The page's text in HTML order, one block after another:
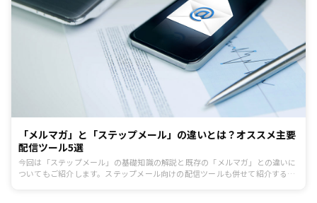
「メルマガ」と「ステップメール」の違いとは？オススメ主要
配信ツール5選
今回は「ステップメール」の基礎知識の解説と既存の「メルマガ」との違いに
ついてもご紹介します。ステップメール向けの配信ツールも併せて紹介するの